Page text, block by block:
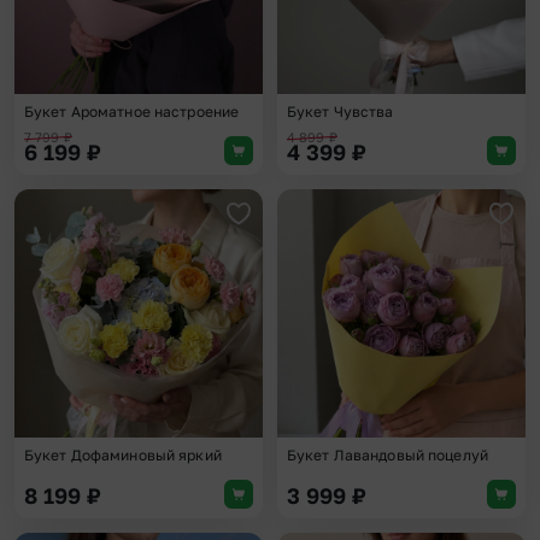
Букет Ароматное настроение
7 799₽
6 199 ₽
Букет Чувства
4 899₽
4 399 ₽
Добавить в избранное
Букет Дофаминовый яркий
8 199 ₽
Букет Лавандовый поцелуй
3 999 ₽